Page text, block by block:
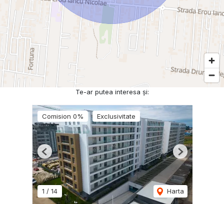
Te-ar putea interesa și:
Comision 0% Exclusivitate
1 / 14 Harta
Previous Next